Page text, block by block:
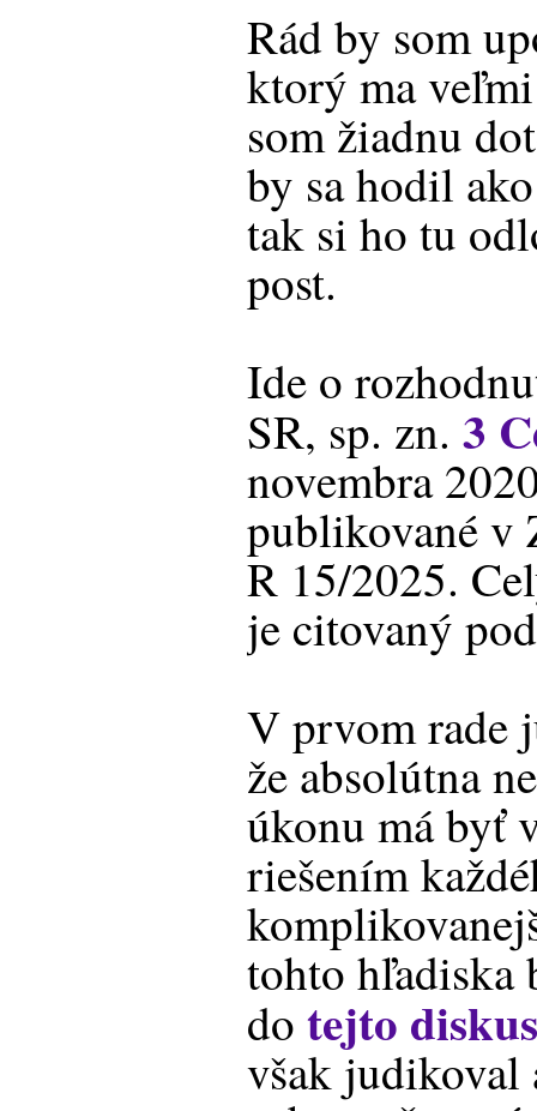
Rád by som
ktorý ma
som žiadnu
by sa hodil
tak si ho tu
post.
Ide o
SR, sp. zn.3
novembra
publikované v
R 15/2025.
je citovaný
V prvom rade
že absolútna
úkonu má byť
riešením
tohto hľadiska
dotejto
však judikoval